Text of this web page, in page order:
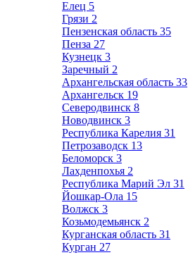
Елец 5
Грязи 2
Пензенская область 35
Пенза 27
Кузнецк 3
Заречный 2
Архангельская область 33
Архангельск 19
Северодвинск 8
Новодвинск 3
Республика Карелия 31
Петрозаводск 13
Беломорск 3
Лахденпохья 2
Республика Марий Эл 31
Йошкар-Ола 15
Волжск 3
Козьмодемьянск 2
Курганская область 31
Курган 27